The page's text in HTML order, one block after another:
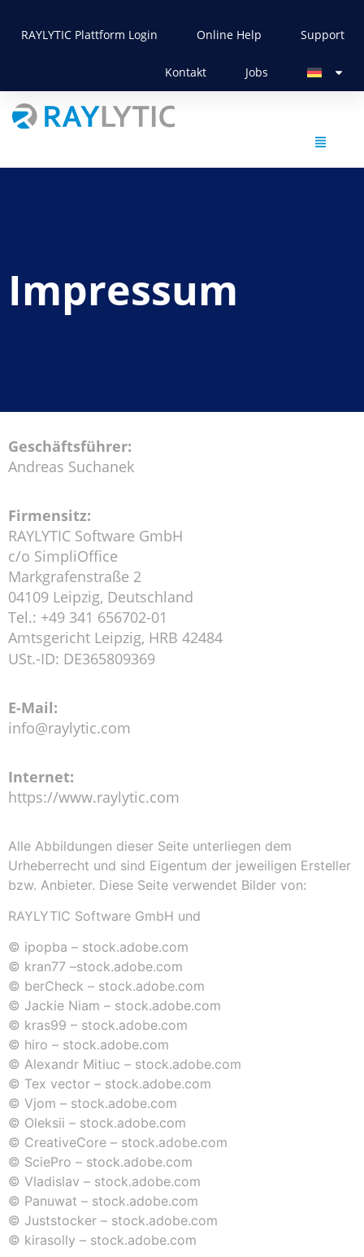
RAYLYTIC Plattform Login Online Help Support
Kontakt Jobs
Impressum
Geschäftsführer:
Andreas Suchanek
Firmensitz:
RAYLYTIC Software GmbH
c/o SimpliOffice
Markgrafenstraße 2
04109 Leipzig, Deutschland
Tel.: +49 341 656702-01
Amtsgericht Leipzig, HRB 42484
USt.-ID: DE365809369
E-Mail:
info@raylytic.com
Internet:
https://www.raylytic.com
Alle Abbildungen dieser Seite unterliegen dem
Urheberrecht und sind Eigentum der jeweiligen Ersteller
bzw. Anbieter. Diese Seite verwendet Bilder von:
RAYLYTIC Software GmbH und
© ipopba – stock.adobe.com
© kran77 –stock.adobe.com
© berCheck – stock.adobe.com
© Jackie Niam – stock.adobe.com
© kras99 – stock.adobe.com
© hiro – stock.adobe.com
© Alexandr Mitiuc – stock.adobe.com
© Tex vector – stock.adobe.com
© Vjom – stock.adobe.com
© Oleksii – stock.adobe.com
© CreativeCore – stock.adobe.com
© SciePro – stock.adobe.com
© Vladislav – stock.adobe.com
© Panuwat – stock.adobe.com
© Juststocker – stock.adobe.com
© kirasolly – stock.adobe.com